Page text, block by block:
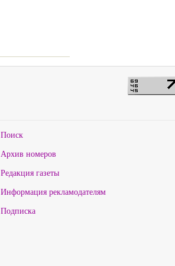
Поиск
Архив номеров
Редакция газеты
Информация рекламодателям
Подписка